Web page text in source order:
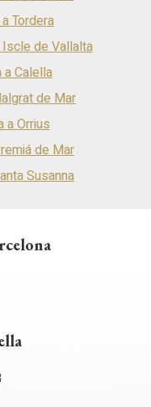
Tordera
de Vallalta
Calella
de Mar
a Orrius
de Mar
Susanna